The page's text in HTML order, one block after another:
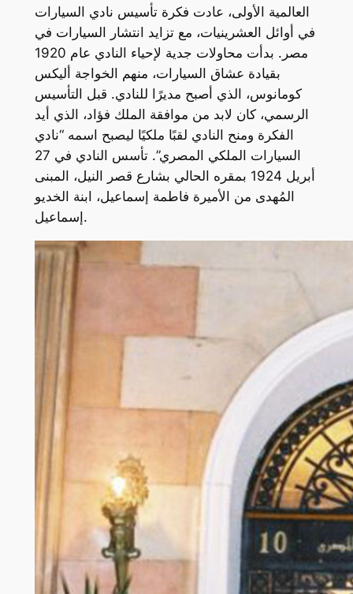
العالمية الأولى، عادت فكرة تأسيس نادي السيارات
في أوائل العشرينيات، مع تزايد انتشار السيارات في
مصر. بدأت محاولات جدية لإحياء النادي عام 1920
بقيادة عشاق السيارات، منهم الخواجة أليكس
كومانوس، الذي أصبح مديرًا للنادي. قبل التأسيس
الرسمي، كان لابد من موافقة الملك فؤاد، الذي أيد
الفكرة ومنح النادي لقبًا ملكيًا ليصبح اسمه “نادي
السيارات الملكي المصري”. تأسس النادي في 27
أبريل 1924 بمقره الحالي بشارع قصر النيل، المبنى
المُهدى من الأميرة فاطمة إسماعيل، ابنة الخديو
إسماعيل.